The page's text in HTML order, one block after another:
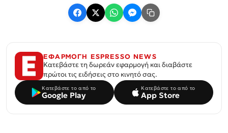
ΕΦΑΡΜΟΓΗ ESPRESSO NEWS
Κατεβάστε τη δωρεάν εφαρμογή και διαβάστε
πρώτοι τις ειδήσεις στο κινητό σας.
Κατεβάστε το από το
Google Play
Κατεβάστε το από το
App Store